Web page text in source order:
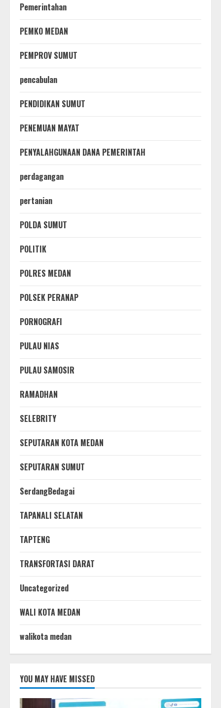
Pemerintahan
PEMKO MEDAN
PEMPROV SUMUT
pencabulan
PENDIDIKAN SUMUT
PENEMUAN MAYAT
PENYALAHGUNAAN DANA PEMERINTAH
perdagangan
pertanian
POLDA SUMUT
POLITIK
POLRES MEDAN
POLSEK PERANAP
PORNOGRAFI
PULAU NIAS
PULAU SAMOSIR
RAMADHAN
SELEBRITY
SEPUTARAN KOTA MEDAN
SEPUTARAN SUMUT
SerdangBedagai
TAPANALI SELATAN
TAPTENG
TRANSFORTASI DARAT
Uncategorized
WALI KOTA MEDAN
walikota medan
YOU MAY HAVE MISSED